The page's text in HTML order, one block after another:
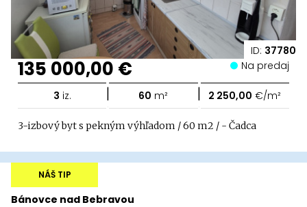
ID: 37780
135 000,00 € Na predaj
3 iz. | 60 m² | 2 250,00 €/m²
3-izbový byt s pekným výhľadom / 60 m2 / - Čadca
Bánovce nad Bebravou
NÁŠ TIP